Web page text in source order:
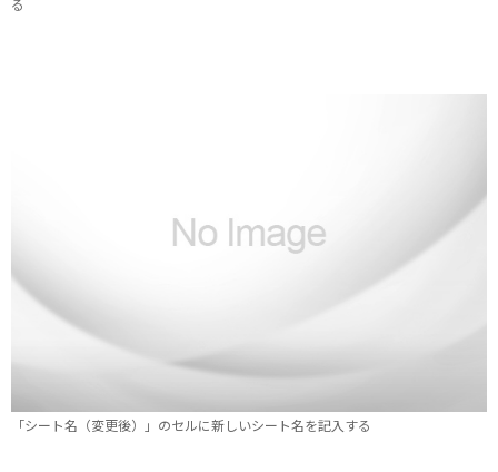
「シート名（変更後）」のセルに新しいシート名を記入する